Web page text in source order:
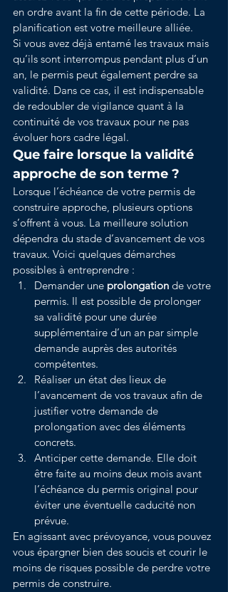
en ordre avant la fin de cette période. La
planification est votre meilleure alliée.
Si vous avez déjà entamé les travaux mais
qu’ils sont interrompus pendant plus d’un
an, le permis peut également perdre sa
validité. Dans ce cas, il est indispensable
de redoubler de vigilance quant à la
continuité de vos travaux pour ne pas
évoluer hors cadre légal.
Que faire lorsque la validité
approche de son terme ?
Lorsque l’échéance de votre permis de
construire approche, plusieurs options
s’offrent à vous. La meilleure solution
dépendra du stade d’avancement de vos
travaux. Voici quelques démarches
possibles à entreprendre :
Demander une prolongation de votre
permis. Il est possible de prolonger
sa validité pour une durée
supplémentaire d’un an par simple
demande auprès des autorités
compétentes.
Réaliser un état des lieux de
l’avancement de vos travaux afin de
justifier votre demande de
prolongation avec des éléments
concrets.
Anticiper cette demande. Elle doit
être faite au moins deux mois avant
l’échéance du permis original pour
éviter une éventuelle caducité non
prévue.
En agissant avec prévoyance, vous pouvez
vous épargner bien des soucis et courir le
moins de risques possible de perdre votre
permis de construire.